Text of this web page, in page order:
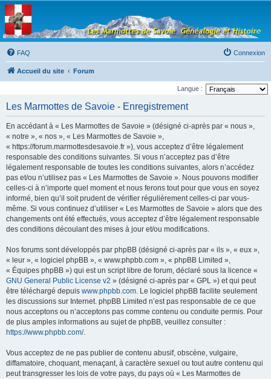
Les Marmottes de
Savoie
Forum d'entraide généalogique
FAQ
Connexion
Accueil du site Forum
Langue :
Les Marmottes de Savoie - Enregistrement
En accédant à « Les Marmottes de Savoie » (désigné ci-après par « nous »,
« notre », « nos », « Les Marmottes de Savoie »,
« https://forum.marmottesdesavoie.fr »), vous acceptez d’être légalement
responsable des conditions suivantes. Si vous n’acceptez pas d’être
légalement responsable de toutes les conditions suivantes, alors n’accédez
pas et/ou n’utilisez pas « Les Marmottes de Savoie ». Nous pouvons modifier
celles-ci à n’importe quel moment et nous ferons tout pour que vous en soyez
informé, bien qu’il soit prudent de vérifier régulièrement celles-ci par vous-
même. Si vous continuez d’utiliser « Les Marmottes de Savoie » alors que des
changements ont été effectués, vous acceptez d’être légalement responsable
des conditions découlant des mises à jour et/ou modifications.
Nos forums sont développés par phpBB (désigné ci-après par « ils », « eux »,
« leur », « logiciel phpBB », « www.phpbb.com », « phpBB Limited »,
« Équipes phpBB ») qui est un script libre de forum, déclaré sous la licence «
GNU General Public License v2 » (désigné ci-après par « GPL ») et qui peut
être téléchargé depuis www.phpbb.com. Le logiciel phpBB facilite seulement
les discussions sur Internet. phpBB Limited n’est pas responsable de ce que
nous acceptons ou n’acceptons pas comme contenu ou conduite permis. Pour
de plus amples informations au sujet de phpBB, veuillez consulter :
https://www.phpbb.com/.
Vous acceptez de ne pas publier de contenu abusif, obscène, vulgaire,
diffamatoire, choquant, menaçant, à caractère sexuel ou tout autre contenu qui
peut transgresser les lois de votre pays, du pays où « Les Marmottes de